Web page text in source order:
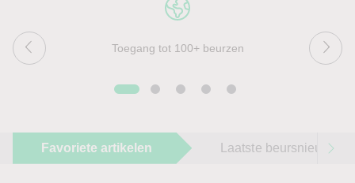
Toegang tot 100+ beurzen
Favoriete artikelen Laatste beursnieuws